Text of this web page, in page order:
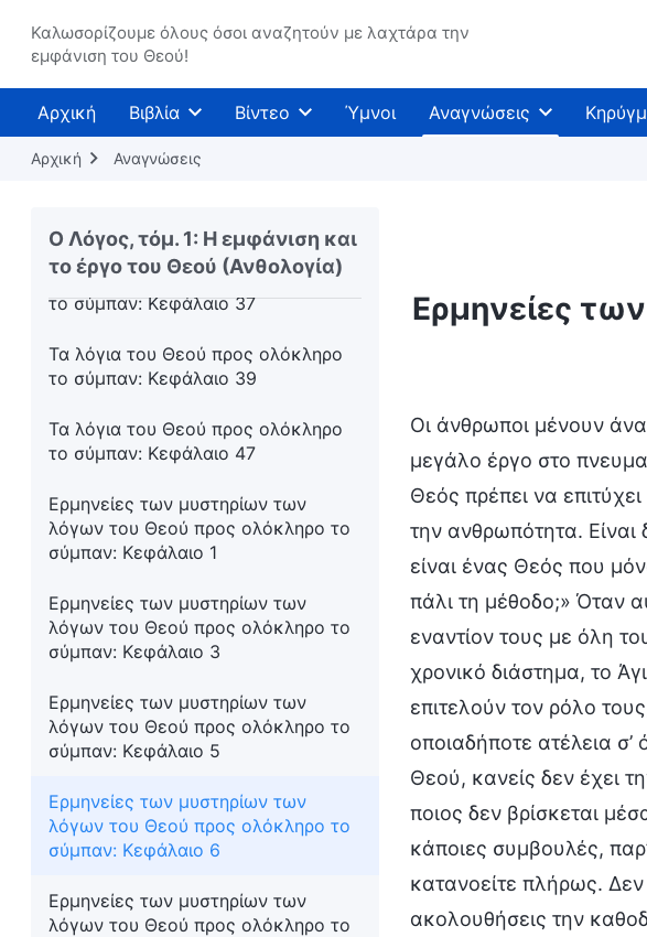
Καλωσορίζουμε όλους όσοι αναζητούν με λαχτάρα την
εμφάνιση του Θεού!
Αρχική Βιβλία Βίντεο Ύμνοι Αναγνώσεις
Αρχική Αναγνώσεις
Ο Λόγος, τόμ. 1: Η εμφάνιση και
το έργο του Θεού (Ανθολογία)
Οι ομιλίες του Θεού προς ολόκληρο
Οι ομιλίες του Θεού προς ολόκληρο
το σύμπαν: Η εικοστή όγδοη ομιλία
το σύμπαν: Η εικοστή ένατη ομιλία
Τα λόγια του Θεού προς ολόκληρο
το σύμπαν: Κεφάλαιο 37
Τα λόγια του Θεού προς ολόκληρο
το σύμπαν: Κεφάλαιο 39
Τα λόγια του Θεού προς ολόκληρο
το σύμπαν: Κεφάλαιο 47
Ερμηνείες των μυστηρίων των
λόγων του Θεού προς ολόκληρο το
σύμπαν: Κεφάλαιο 1
Ερμηνείες των μυστηρίων των
λόγων του Θεού προς ολόκληρο το
σύμπαν: Κεφάλαιο 3
Ερμηνείες των μυστηρίων των
λόγων του Θεού προς ολόκληρο το
σύμπαν: Κεφάλαιο 5
Ερμηνείες των μυστηρίων των
λόγων του Θεού προς ολόκληρο το
σύμπαν: Κεφάλαιο 6
Ερμηνείες των μυστηρίων των
λόγων του Θεού προς ολόκληρο το
Ερμηνείες
Οι άνθρωποι μένουν
μεγάλο έργο στο
Θεός πρέπει να
την ανθρωπότητα.
είναι ένας Θεός που
πάλι τη μέθοδο;» Όταν
εναντίον τους με όλη
χρονικό διάστημα, το
επιτελούν τον ρόλο
οποιαδήποτε ατέλεια
Θεού, κανείς δεν έχει
ποιος δεν βρίσκεται
κάποιες συμβουλές,
κατανοείτε πλήρως.
ακολουθήσεις την